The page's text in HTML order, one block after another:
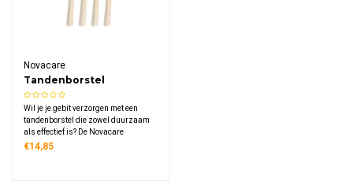
Novacare
Tandenborstel
Houtvezel Micro Goud
Wil je je gebit verzorgen met een
tandenborstel die zowel duurzaam
als effectief is? De Novacare
Tandenborstel Houtvezel Micro Goud
€14,85